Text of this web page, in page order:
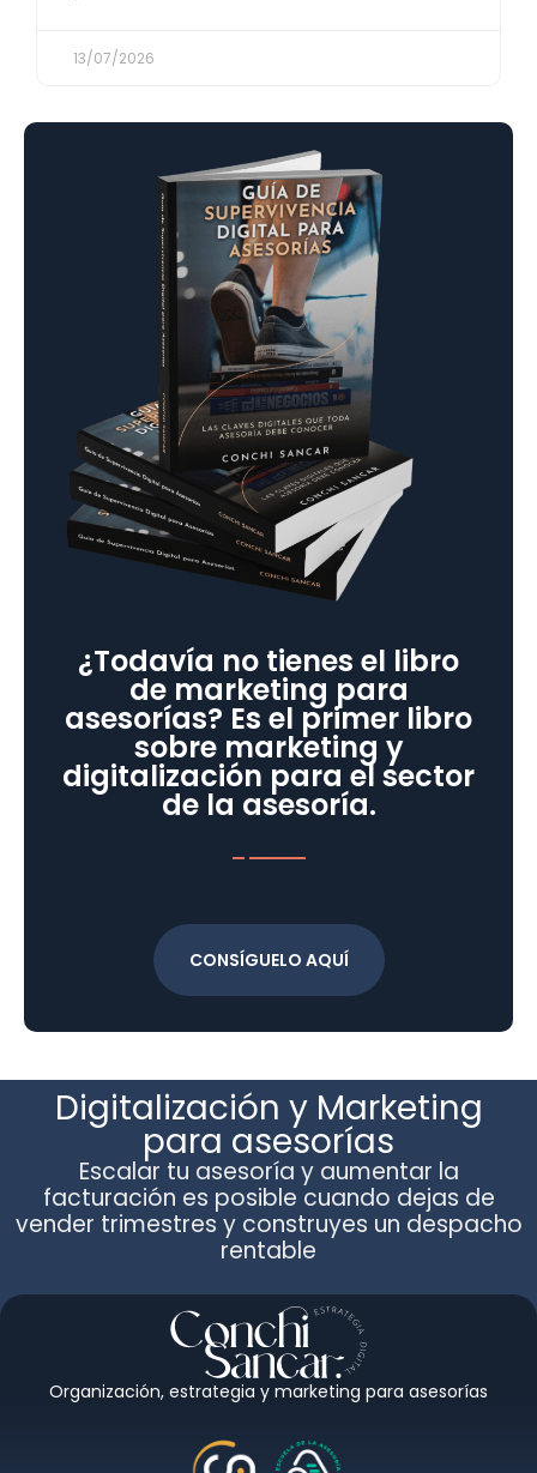
13/07/2026
¿Todavía no tienes el libro
de marketing para
asesorías? Es el primer libro
sobre marketing y
digitalización para el sector
de la asesoría.
CONSÍGUELO AQUÍ
Digitalización y Marketing
para asesorías
Escalar tu asesoría y aumentar la
facturación es posible cuando dejas de
vender trimestres y construyes un despacho
rentable
Organización, estrategia y marketing para asesorías